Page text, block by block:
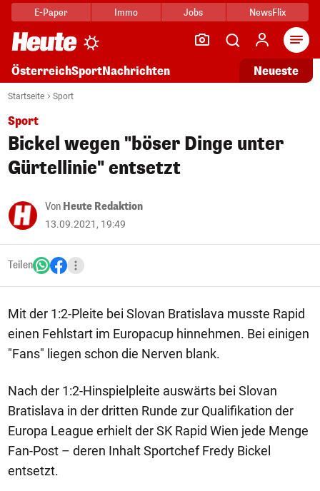
E-Paper Immo Jobs NewsFlix
ÖsterreichSportNachrichten Neueste
Startseite Sport
Sport
Bickel wegen "böser Dinge unter
Gürtellinie" entsetzt
Von Heute Redaktion
13.09.2021, 19:49
Teilen
Mit der 1:2-Pleite bei Slovan Bratislava musste Rapid
einen Fehlstart im Europacup hinnehmen. Bei einigen
"Fans" liegen schon die Nerven blank.
Nach der 1:2-Hinspielpleite auswärts bei Slovan
Bratislava in der dritten Runde zur Qualifikation der
Europa League erhielt der SK Rapid Wien jede Menge
Fan-Post – deren Inhalt Sportchef Fredy Bickel
entsetzt.